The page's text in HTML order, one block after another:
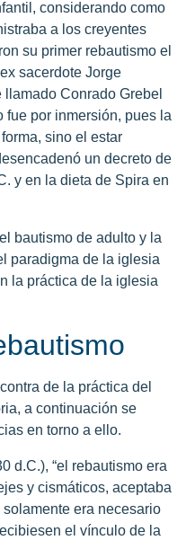
considerando como
a los creyentes
su primer rebautismo el
sacerdote Jorge
Conrado Grebel
fue por inmersión, pues la
sino el estar
un decreto de
y en la dieta de Spira en
bautismo de adulto y la
paradigma de la iglesia
la práctica de la iglesia
de la práctica del
a continuación se
en torno a ello.
d.C.), “el rebautismo era
y cismáticos, aceptaba
era necesario
el vínculo de la